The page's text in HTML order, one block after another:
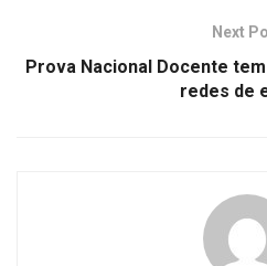
Next
Prova Nacional Docente
redes de